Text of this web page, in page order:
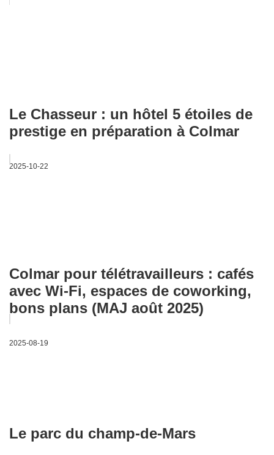
Le Chasseur : un hôtel 5 étoiles de
prestige en préparation à Colmar
2025-10-22
Colmar pour télétravailleurs : cafés
avec Wi-Fi, espaces de coworking,
bons plans (MAJ août 2025)
2025-08-19
Le parc du champ-de-Mars